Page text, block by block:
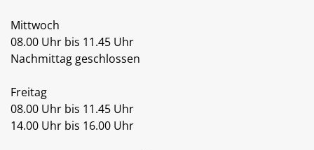
Mittwoch
08.00 Uhr bis 11.45 Uhr
Nachmittag geschlossen
Freitag
08.00 Uhr bis 11.45 Uhr
14.00 Uhr bis 16.00 Uhr